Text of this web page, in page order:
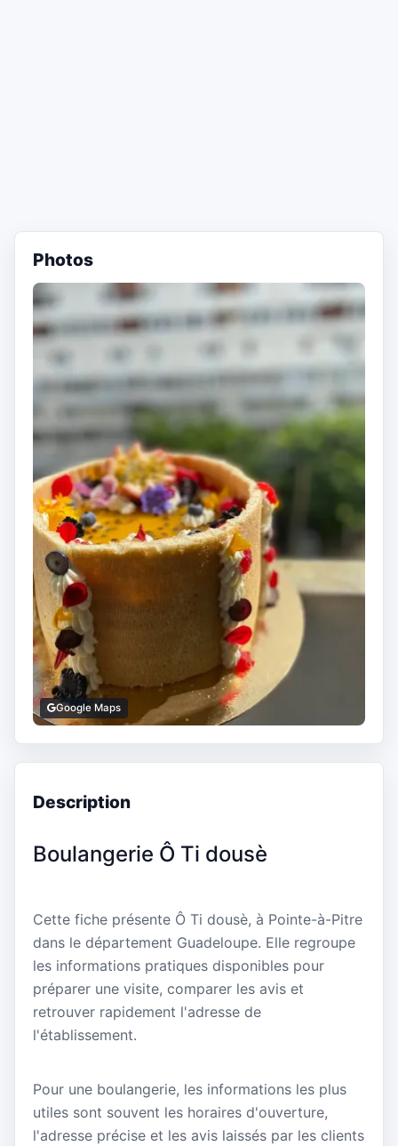
Photos
Google Maps
Description
Boulangerie Ô Ti dousè
Cette fiche présente Ô Ti dousè, à Pointe-à-Pitre
dans le département Guadeloupe. Elle regroupe
les informations pratiques disponibles pour
préparer une visite, comparer les avis et
retrouver rapidement l'adresse de
l'établissement.
Pour une boulangerie, les informations les plus
utiles sont souvent les horaires d'ouverture,
l'adresse précise et les avis laissés par les clients